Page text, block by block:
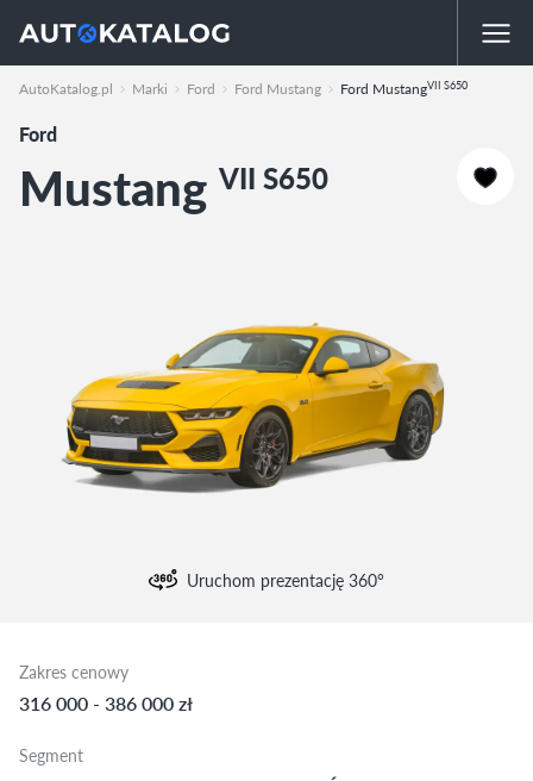
AutoKatalog.pl Marki Ford Ford Mustang Ford MustangVII S650
Ford
Mustang VII S650
Uruchom prezentację 360°
Zakres cenowy
316 000 - 386 000 zł
Segment